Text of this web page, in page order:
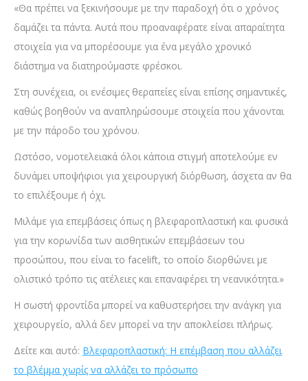
«Θα πρέπει να ξεκινήσουμε με την παραδοχή ότι ο χρόνος
δαμάζει τα πάντα. Αυτά που προαναφέρατε είναι απαραίτητα
στοιχεία για να μπορέσουμε για ένα μεγάλο χρονικό
διάστημα να διατηρούμαστε φρέσκοι.
Στη συνέχεια, οι ενέσιμες θεραπείες είναι επίσης σημαντικές,
καθώς βοηθούν να αναπληρώσουμε στοιχεία που χάνονται
με την πάροδο του χρόνου.
Ωστόσο, νομοτελειακά όλοι κάποια στιγμή αποτελούμε εν
δυνάμει υποψήφιοι για χειρουργική διόρθωση, άσχετα αν θα
το επιλέξουμε ή όχι.
Μιλάμε για επεμβάσεις όπως η βλεφαροπλαστική και φυσικά
για την κορωνίδα των αισθητικών επεμβάσεων του
προσώπου, που είναι το facelift, το οποίο διορθώνει με
ολιστικό τρόπο τις ατέλειες και επαναφέρει τη νεανικότητα.»
Η σωστή φροντίδα μπορεί να καθυστερήσει την ανάγκη για
χειρουργείο, αλλά δεν μπορεί να την αποκλείσει πλήρως.
Δείτε και αυτό: Βλεφαροπλαστική: Η επέμβαση που αλλάζει
το βλέμμα χωρίς να αλλάζει το πρόσωπο